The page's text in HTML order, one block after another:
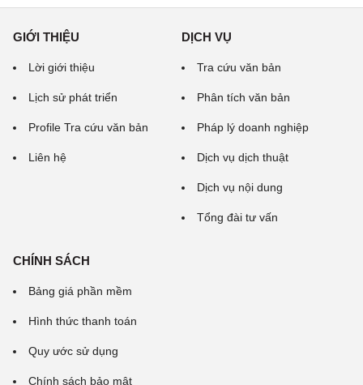
GIỚI THIỆU
Lời giới thiệu
Lịch sử phát triển
Profile Tra cứu văn bản
Liên hệ
DỊCH VỤ
Tra cứu văn bản
Phân tích văn bản
Pháp lý doanh nghiệp
Dịch vụ dịch thuật
Dịch vụ nội dung
Tổng đài tư vấn
CHÍNH SÁCH
Bảng giá phần mềm
Hình thức thanh toán
Quy ước sử dụng
Chính sách bảo mật